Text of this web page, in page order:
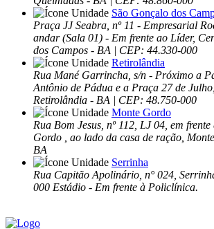
São Gonçalo dos
Praça JJ Seabra, nº 11 - Empresarial
andar (Sala 01) - Em frente ao Líder,
dos Campos - BA | CEP: 44.330-000
Retirolândia
Rua Mané Garrincha, s/n - Próximo a
Antônio de Pádua e a Praça 27 de
Retirolândia - BA | CEP: 48.750-000
Monte Gordo
Rua Bom Jesus, nº 112, LJ 04, em
Gordo , ao lado da casa de ração,
BA
Serrinha
Rua Capitão Apolinário, n° 024,
000 Estádio - Em frente à Policlínica.